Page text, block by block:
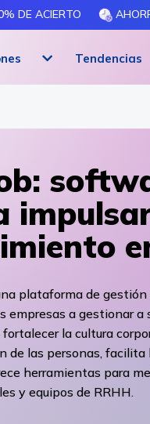
DE ACIERTO
Tendencias
plataforma de
empresas a gestionar
fortalecer la cultura
de las personas,
herramientas para
y equipos de RRHH.